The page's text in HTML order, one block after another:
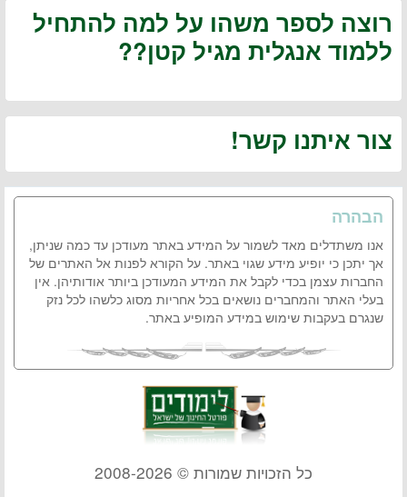
רוצה לספר משהו על למה להתחיל
ללמוד אנגלית מגיל קטן??
צור איתנו קשר!
הבהרה
אנו משתדלים מאד לשמור על המידע באתר מעודכן עד כמה שניתן,
אך יתכן כי יופיע מידע שגוי באתר. על הקורא לפנות אל האתרים של
החברות עצמן בכדי לקבל את המידע המעודכן ביותר אודותיהן. אין
בעלי האתר והמחברים נושאים בכל אחריות מסוג כלשהו לכל נזק
שנגרם בעקבות שימוש במידע המופיע באתר.
כל הזכויות שמורות © 2008-2026